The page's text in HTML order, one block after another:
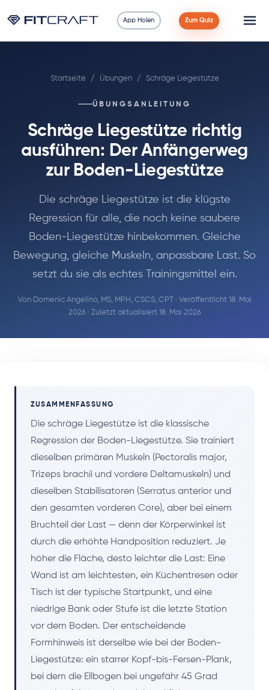
App Holen Zum Quiz
Ratgeber
90 Tage
Übungen
Startseite / Übungen / Schräge Liegestütze
ÜBUNGSANLEITUNG
Schräge Liegestütze richtig
ausführen: Der Anfängerweg
zur Boden-Liegestütze
Die schräge Liegestütze ist die klügste
Regression für alle, die noch keine saubere
Boden-Liegestütze hinbekommen. Gleiche
Bewegung, gleiche Muskeln, anpassbare Last. So
setzt du sie als echtes Trainingsmittel ein.
Von Domenic Angelino, MS, MPH, CSCS, CPT· Veröffentlicht 18. Mai
2026 · Zuletzt aktualisiert 18. Mai 2026
ZUSAMMENFASSUNG
Die schräge Liegestütze ist die klassische
Regression der Boden-Liegestütze. Sie trainiert
dieselben primären Muskeln (Pectoralis major,
Trizeps brachii und vordere Deltamuskeln) und
dieselben Stabilisatoren (Serratus anterior und
den gesamten vorderen Core), aber bei einem
Bruchteil der Last — denn der Körperwinkel ist
durch die erhöhte Handposition reduziert. Je
höher die Fläche, desto leichter die Last: Eine
Wand ist am leichtesten, ein Küchentresen oder
Tisch ist der typische Startpunkt, und eine
niedrige Bank oder Stufe ist die letzte Station
vor dem Boden. Der entscheidende
Formhinweis ist derselbe wie bei der Boden-
Liegestütze: ein starrer Kopf-bis-Fersen-Plank,
bei dem die Ellbogen bei ungefähr 45 Grad